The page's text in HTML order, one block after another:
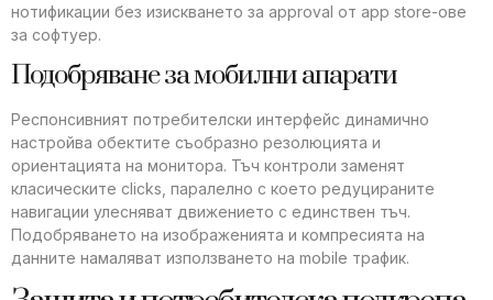
нотификации без изискването за approval от app store-ове
за софтуер.
Подобряване за мобилни апарати
Респонсивният потребителски интерфейс динамично
настройва обектите съобразно резолюцията и
ориентацията на монитора. Тъч контроли заменят
класическите clicks, паралелно с което редуцираните
навигации улесняват движението с единствен тъч.
Подобряването на изображенията и компресията на
данните намаляват използването на mobile трафик.